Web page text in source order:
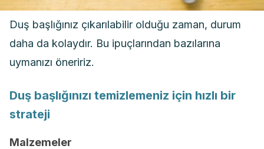
Duş başlığınız çıkarılabilir olduğu zaman, durum
daha da kolaydır. Bu ipuçlarından bazılarına
uymanızı öneririz.
Duş başlığınızı temizlemeniz için hızlı bir
strateji
Malzemeler